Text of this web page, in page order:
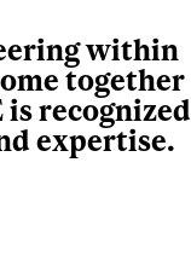
within
together
recognized
expertise.